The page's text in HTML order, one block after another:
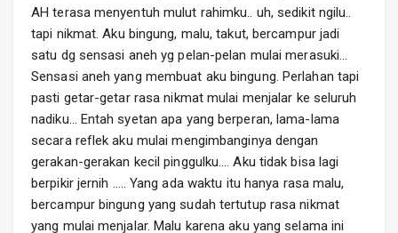
AH terasa menyentuh mulut rahimku.. uh, sedikit ngilu..
tapi nikmat. Aku bingung, malu, takut, bercampur jadi
satu dg sensasi aneh yg pelan-pelan mulai merasuki…
Sensasi aneh yang membuat aku bingung. Perlahan tapi
pasti getar-getar rasa nikmat mulai menjalar ke seluruh
nadiku… Entah syetan apa yang berperan, lama-lama
secara reflek aku mulai mengimbanginya dengan
gerakan-gerakan kecil pinggulku…. Aku tidak bisa lagi
berpikir jernih ….. Yang ada waktu itu hanya rasa malu,
bercampur bingung yang sudah tertutup rasa nikmat
yang mulai menjalar. Malu karena aku yang selama ini